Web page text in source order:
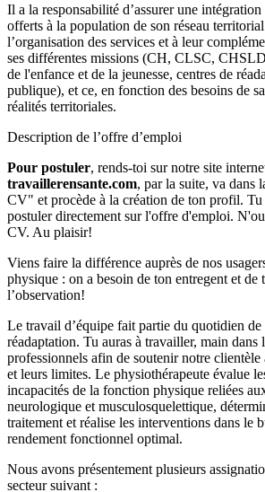
Il a la responsabilité d’assurer une intégration
offerts à la population de son réseau
l’organisation des services et à leur
ses différentes missions (CH, CLSC,
de l'enfance et de la jeunesse, centres de
publique), et ce, en fonction des besoins de
réalités territoriales.
Description de l’offre d’emploi
Pour postuler, rends-toi sur notre site
travaillerensante.com, par la suite, va dans
CV" et procède à la création de ton profil. Tu
postuler directement sur l'offre d'emploi.
CV. Au plaisir!
Viens faire la différence auprès de nos
physique : on a besoin de ton entregent et de
l’observation!
Le travail d’équipe fait partie du quotidien de
réadaptation. Tu auras à travailler, main dans
professionnels afin de soutenir notre clientèle
et leurs limites. Le physiothérapeute évalue
incapacités de la fonction physique reliées
neurologique et musculosquelettique,
traitement et réalise les interventions dans le
rendement fonctionnel optimal.
Nous avons présentement plusieurs
secteur suivant :